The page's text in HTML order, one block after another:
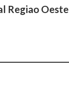
Regiao Oeste